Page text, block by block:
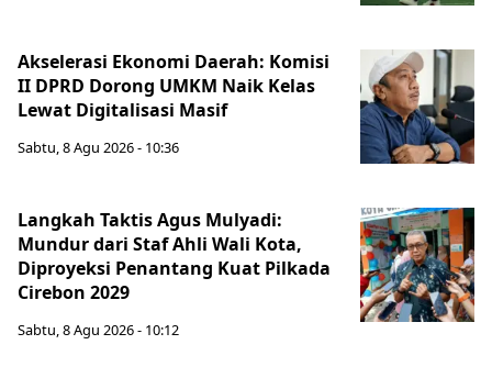
Akselerasi Ekonomi Daerah: Komisi
II DPRD Dorong UMKM Naik Kelas
Lewat Digitalisasi Masif
Sabtu, 8 Agu 2026 - 10:36
Langkah Taktis Agus Mulyadi:
Mundur dari Staf Ahli Wali Kota,
Diproyeksi Penantang Kuat Pilkada
Cirebon 2029
Sabtu, 8 Agu 2026 - 10:12